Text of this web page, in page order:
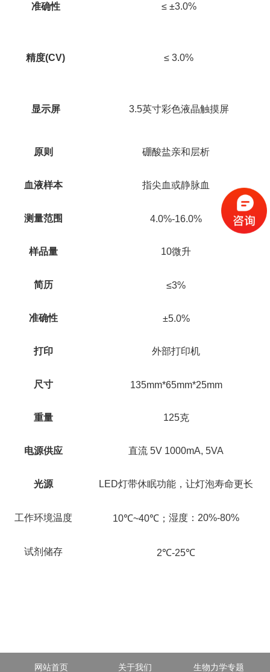
准确性 ≤ ±3.0%
精度(CV) ≤ 3.0%
显示屏 3.5英寸彩色液晶触摸屏
原则 硼酸盐亲和层析
血液样本 指尖血或静脉血
测量范围 4.0%-16.0%
样品量 10微升
简历 ≤3%
准确性 ±5.0%
打印 外部打印机
尺寸 135mm*65mm*25mm
重量 125克
电源供应 直流 5V 1000mA, 5VA
光源 LED灯带休眠功能，让灯泡寿命更长
工作环境温度 10℃~40℃； 湿度：20%-80%
试剂储存 2℃-25℃